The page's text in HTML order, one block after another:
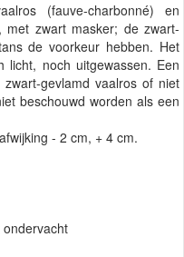
(fauve-charbonné) en
met zwart masker; de zwart-
de voorkeur hebben. Het
licht, noch uitgewassen. Een
gevlamd vaalros of niet
beschouwd worden als een
- 2 cm, + 4 cm.